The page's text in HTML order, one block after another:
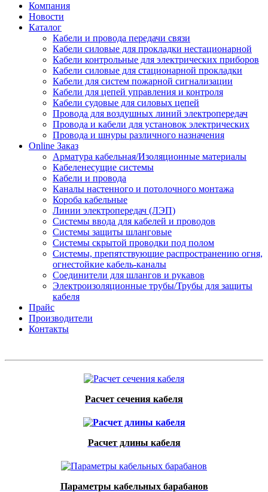
Компания
Новости
Каталог
Кабели и провода передачи связи
Кабели силовые для прокладки нестационарной
Кабели контрольные для электрических приборов
Кабели силовые для стационарной прокладки
Кабели для систем пожарной сигнализации
Кабели для цепей управления и контроля
Кабели судовые для силовых цепей
Провода для воздушных линий электропередач
Провода и кабели для установок электрических
Провода и шнуры различного назначения
Online Заказ
Арматура кабельная/Изоляционные материалы
Кабеленесущие системы
Кабели и провода
Каналы настенного и потолочного монтажа
Короба кабельные
Линии электропередач (ЛЭП)
Системы ввода для кабелей и проводов
Системы защиты шланговые
Системы скрытой проводки под полом
Системы, препятствующие распространению огня,
огнестойкие кабель-каналы
Соединители для шлангов и рукавов
Электроизоляционные трубы/Трубы для защиты
кабеля
Прайс
Производители
Контакты
Расчет сечения кабеля
Расчет длины кабеля
Параметры кабельных барабанов